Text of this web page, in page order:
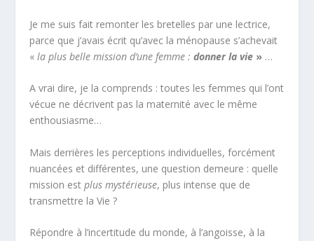
Je me suis fait remonter les bretelles par une lectrice,
parce que j’avais écrit qu’avec la ménopause s’achevait
«la plus belle mission d’une femme :donner la vie » …
A vrai dire, je la comprends : toutes les femmes qui l’ont
vécue ne décrivent pas la maternité avec le même
enthousiasme…
Mais derrières les perceptions individuelles, forcément
nuancées et différentes, une question demeure : quelle
mission estplus mystérieuse, plus intense que de
transmettre la Vie ?
Répondre à l’incertitude du monde, à l’angoisse, à la